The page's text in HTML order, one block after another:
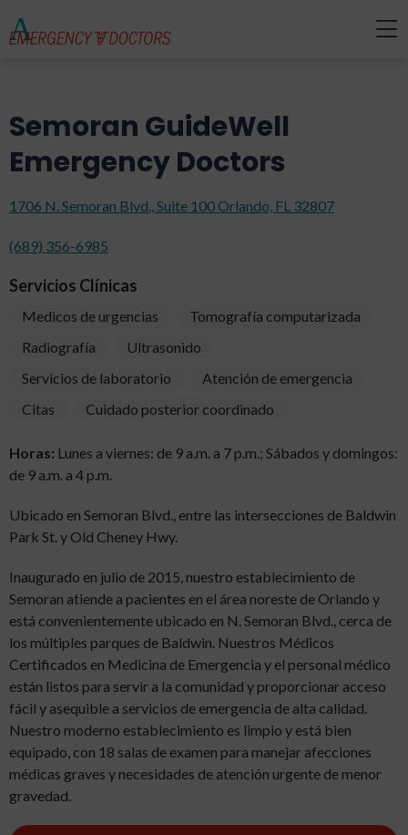
Semoran GuideWell
Emergency Doctors
1706 N. Semoran Blvd., Suite 100 Orlando, FL 32807
(689) 356-6985
Servicios Clínicas
Medicos de urgencias
Tomografía computarizada
Radiografía
Ultrasonido
Servicios de laboratorio
Atención de emergencia
Citas
Cuidado posterior coordinado
Horas: Lunes a viernes: de 9 a.m. a 7 p.m.; Sábados y domingos:
de 9 a.m. a 4 p.m.
Ubicado en Semoran Blvd., entre las intersecciones de Baldwin
Park St. y Old Cheney Hwy.
Inaugurado en julio de 2015, nuestro establecimiento de
Semoran atiende a pacientes en el área noreste de Orlando y
está convenientemente ubicado en N. Semoran Blvd., cerca de
los múltiples parques de Baldwin. Nuestros Médicos
Certificados en Medicina de Emergencia y el personal médico
están listos para servir a la comunidad y proporcionar acceso
fácil y asequible a servicios de emergencia de alta calidad.
Nuestro moderno establecimiento es limpio y está bien
equipado, con 18 salas de examen para manejar afecciones
médicas graves y necesidades de atención urgente de menor
gravedad.